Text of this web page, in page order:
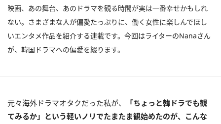
映画、あの舞台、あのドラマを観る時間が実は一番幸せかもしれ
ない。さまざまな人が偏愛たっぷりに、働く女性に楽しんでほし
いエンタメ作品を紹介する連載です。今回はライターのNanaさん
が、韓国ドラマへの偏愛を綴ります。
元々海外ドラマオタクだった私が、
「ちょっと韓ドラでも観
てみるか」という軽いノリでたまたま観始めたのが、こんな